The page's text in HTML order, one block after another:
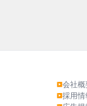
▶会社概
▶採用情